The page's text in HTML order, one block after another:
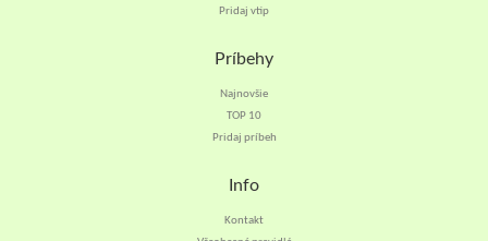
Pridaj vtip
Príbehy
Najnovšie
TOP 10
Pridaj príbeh
Info
Kontakt